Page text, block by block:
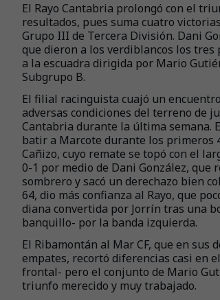
El Rayo Cantabria prolongó con el
resultados, pues suma cuatro
Grupo III de Tercera División. Dani
que dieron a los verdiblancos los tres
a la escuadra dirigida por Mario
Subgrupo B.
El filial racinguista cuajó un
adversas condiciones del terreno de
Cantabria durante la última semana.
batir a Marcote durante los primeros
Cañizo, cuyo remate se topó con el
0-1 por medio de Dani González,
sombrero y sacó un derechazo bien
64, dio más confianza al Rayo, que
diana convertida por Jorrín tras una
banquillo- por la banda izquierda.
El Ribamontán al Mar CF, que en
empates, recortó diferencias casi en
frontal- pero el conjunto de Mario
triunfo merecido y muy trabajado.